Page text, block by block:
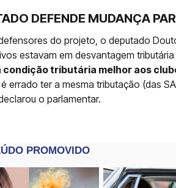
DEFENDE MUDANÇA
do projeto, o deputado
estavam em desvantagem tributária
condição tributária melhor aos
errado ter a mesma tributação (das
o parlamentar.